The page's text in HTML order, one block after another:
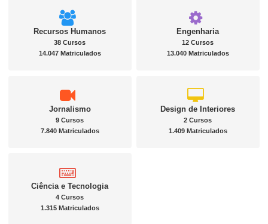
Recursos Humanos
38 Cursos
14.047 Matriculados
Engenharia
12 Cursos
13.040 Matriculados
Jornalismo
9 Cursos
7.840 Matriculados
Design de Interiores
2 Cursos
1.409 Matriculados
Ciência e Tecnologia
4 Cursos
1.315 Matriculados